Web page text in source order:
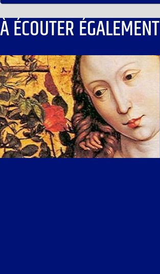
À ÉCOUTER ÉGALEMENT